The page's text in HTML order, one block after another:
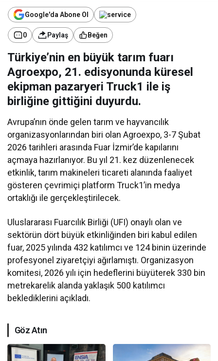
Google'da Abone Ol
0 Paylaş Beğen
Türkiye’nin en büyük tarım fuarı
Agroexpo, 21. edisyonunda küresel
ekipman pazaryeri Truck1 ile iş
birliğine gittiğini duyurdu.
Avrupa’nın önde gelen tarım ve hayvancılık
organizasyonlarından biri olan Agroexpo, 3-7 Şubat
2026 tarihleri arasında Fuar İzmir’de kapılarını
açmaya hazırlanıyor. Bu yıl 21. kez düzenlenecek
etkinlik, tarım makineleri ticareti alanında faaliyet
gösteren çevrimiçi platform Truck1’in medya
ortaklığı ile gerçekleştirilecek.
Uluslararası Fuarcılık Birliği (UFI) onaylı olan ve
sektörün dört büyük etkinliğinden biri kabul edilen
fuar, 2025 yılında 432 katılımcı ve 124 binin üzerinde
profesyonel ziyaretçiyi ağırlamıştı. Organizasyon
komitesi, 2026 yılı için hedeflerini büyüterek 330 bin
metrekarelik alanda yaklaşık 500 katılımcı
beklediklerini açıkladı.
Göz Atın